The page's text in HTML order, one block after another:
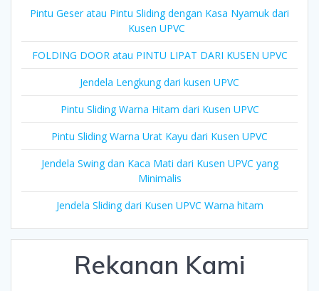
Pintu Geser atau Pintu Sliding dengan Kasa Nyamuk dari
Kusen UPVC
FOLDING DOOR atau PINTU LIPAT DARI KUSEN UPVC
Jendela Lengkung dari kusen UPVC
Pintu Sliding Warna Hitam dari Kusen UPVC
Pintu Sliding Warna Urat Kayu dari Kusen UPVC
Jendela Swing dan Kaca Mati dari Kusen UPVC yang
Minimalis
Jendela Sliding dari Kusen UPVC Warna hitam
Rekanan Kami